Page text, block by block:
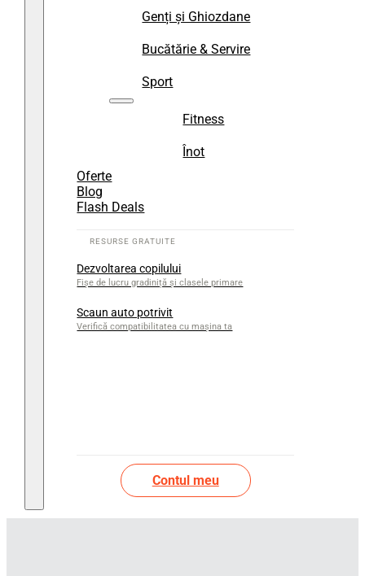
Genți și Ghiozdane
Bucătărie & Servire
Sport
Fitness
Înot
Oferte
Blog
Flash Deals
Dezvoltarea copilului
Fișe de lucru gradiniță și clasele primare
Scaun auto potrivit
Verifică compatibilitatea cu mașina ta
Contul meu